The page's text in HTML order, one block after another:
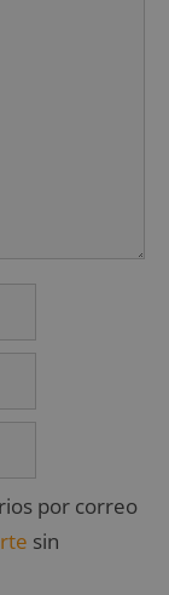
por correo
sin